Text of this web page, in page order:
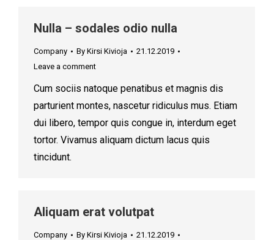
Nulla – sodales odio nulla
Company By Kirsi Kivioja
21.12.2019
Leave a comment
Cum sociis natoque penatibus et magnis dis
parturient montes, nascetur ridiculus mus. Etiam
dui libero, tempor quis congue in, interdum eget
tortor. Vivamus aliquam dictum lacus quis
tincidunt.
Aliquam erat volutpat
Company By Kirsi Kivioja
21.12.2019